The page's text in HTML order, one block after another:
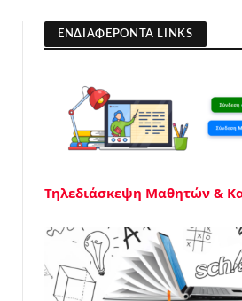
ΕΝΔΙΑΦΕΡΟΝΤΑ LINKS
Τηλεδιάσκεψη Μαθητών &